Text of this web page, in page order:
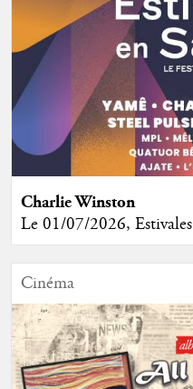
Charlie Winston
Le 01/07/2026,
Cinéma